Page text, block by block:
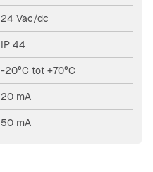
24 Vac/dc
IP 44
-20°C tot +70°C
20 mA
50 mA